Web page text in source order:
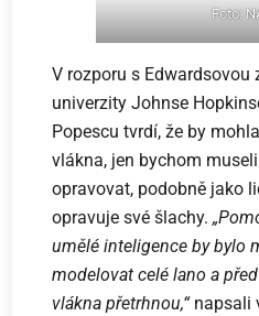
Foto:
V rozporu s Edwardsovou
univerzity Johnse
Popescu tvrdí, že by
vlákna, jen bychom
opravovat, podobně jako
opravuje své šlachy.
umělé inteligence by bylo
modelovat celé lano a
vlákna přetrhnou,“ napsali